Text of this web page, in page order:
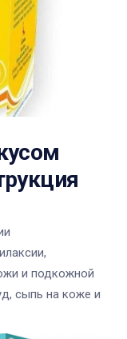
и подкожной
сыпь на коже и